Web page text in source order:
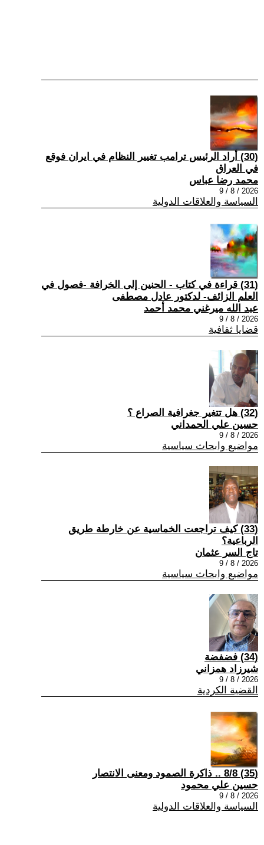
(30) أراد الرئيس ترامب تغيير النظام في ايران فوقع
في العراق
محمد رضا عباس
2026 / 8 / 9
السياسة والعلاقات الدولية
(31) قراءة في كتاب - الحنين إلى الخرافة -فصول في
العلم الزائف- لدكتور عادل مصطفى
عبد الله ميرغني محمد أحمد
2026 / 8 / 9
قضايا ثقافية
(32) هل تتغير جغرافية الصراع ؟
حسين علي الحمداني
2026 / 8 / 9
مواضيع وابحاث سياسية
(33) كيف تراجعت الخماسية عن خارطة طريق
الرباعية؟
تاج السر عثمان
2026 / 8 / 9
مواضيع وابحاث سياسية
(34) فضفضة
شيرزاد همزاني
2026 / 8 / 9
القضية الكردية
(35) 8/8 .. ذاكرة الصمود ومعنى الانتصار
حسين علي محمود
2026 / 8 / 9
السياسة والعلاقات الدولية